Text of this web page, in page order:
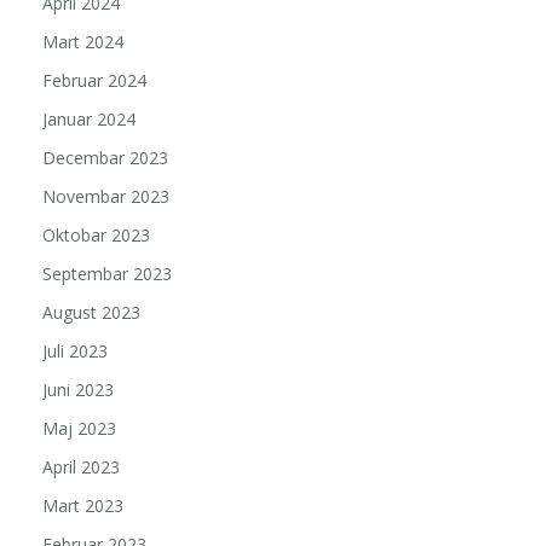
Mart 2024
Februar 2024
Januar 2024
Decembar 2023
Novembar 2023
Oktobar 2023
Septembar 2023
August 2023
Juli 2023
Juni 2023
Maj 2023
April 2023
Mart 2023